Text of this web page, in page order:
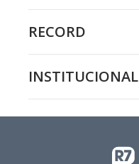
RECORD
INSTITUCIONAL